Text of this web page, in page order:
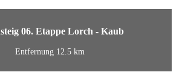
06. Etappe Lorch - Kaub
Entfernung 12.5 km